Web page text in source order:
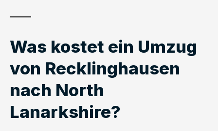
Was kostet ein Umzug
von Recklinghausen
nach North
Lanarkshire?